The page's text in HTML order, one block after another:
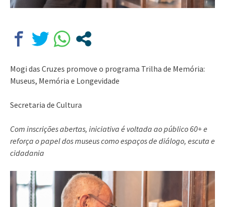
Mogi das Cruzes promove o programa Trilha de Memória:
Museus, Memória e Longevidade
Secretaria de Cultura
Com inscrições abertas, iniciativa é voltada ao público 60+ e
reforça o papel dos museus como espaços de diálogo, escuta e
cidadania